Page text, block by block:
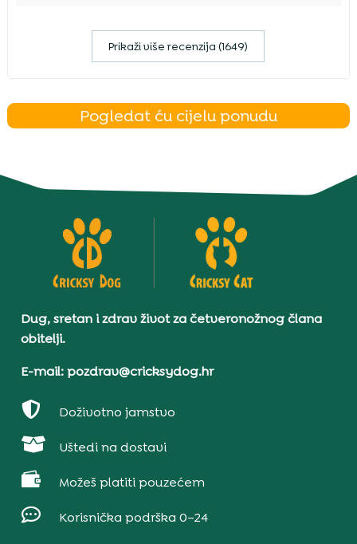
Prikaži više recenzija (1649)
Pogledat ću cijelu ponudu
Dug, sretan i zdrav život za četveronožnog člana
obitelji.
E-mail: pozdrav@cricksydog.hr
 Doživotno jamstvo
 Uštedi na dostavi
 Možeš platiti pouzećem
 Korisnička podrška 0–24